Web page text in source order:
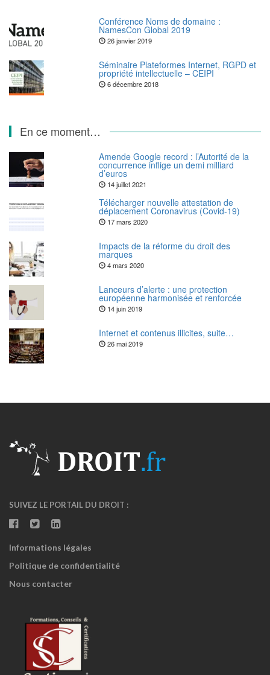
Conférence Noms de domaine :
NamesCon Global 2019
26 janvier 2019
Séminaire Plateformes Internet, RGPD et
propriété intellectuelle – CEIPI
6 décembre 2018
En ce moment…
Amende Google record : l’Autorité de la
concurrence inflige un demi milliard
d’euros
14 juillet 2021
Télécharger nouvelle attestation de
déplacement Coronavirus (Covid-19)
17 mars 2020
Impacts de la réforme du droit des
marques
4 mars 2020
Lanceurs d’alerte : une protection
européenne harmonisée et renforcée
14 juin 2019
Internet et contenus illicites, suite…
26 mai 2019
SUIVEZ LE PORTAIL DU DROIT :
Informations légales
Politique de confidentialité
Nous contacter